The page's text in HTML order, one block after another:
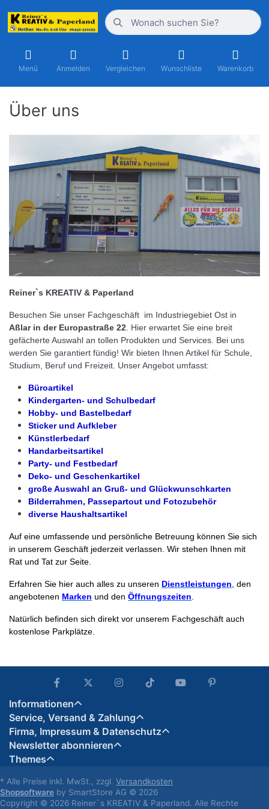
Menü Anmelden Vergleichen Wunschliste Warenkorb
Über uns
Reiner`s KREATIV & Paperland
Besuchen Sie unser Fachgeschäft im Industriegebiet Ost in
Aßlar in der Europastraße 22. Hier erwartet Sie eine breit
gefächerte Auswahl an tollen Produkten und Services. Bei uns
werden Sie garantiert fündig! Wir bieten Ihnen Artikel für Schule,
Studium, Beruf und Freizeit. Unser Angebot umfasst:
Büroartikel
Kindergarten- und Schulbedarf
Hobby- und Bastelbedarf
Sticker und Aufkleber
Künstlerbedarf
Handarbeitsartikel
Party- und Festbedarf
Deko- und Geschenkartikel
große Auswahl an Gruß- und Glückwunschkarten
Bilderrahmen, Passepartout und Fotozubehör
diverse Haushaltsartikel
Auf eine umfassende und persönliche Betreuung können Sie sich
in unserem Geschäft jederzeit verlassen. Wir stehen Ihnen mit
Rat und Tat zur Seite.
Erfahren Sie hier auch alles zu unseren Dienstleistungen, den
angebotenen Marken und den Öffnungszeiten.
Natürlich befinden sich direkt vor unserem Fachgeschäft auch
kostenlose Parkplätze.
Informationen
Service, Versand & Zahlung
Firma, Impressum & Datenschutz
Newsletter abonnieren
Themes
* Alle Preise inkl. MwSt., zzgl. Versandkosten
Shopsoftware by SmartStore AG © 2026
Copyright © 2026 Reiner`s KREATIV & Paperland. Alle Rechte